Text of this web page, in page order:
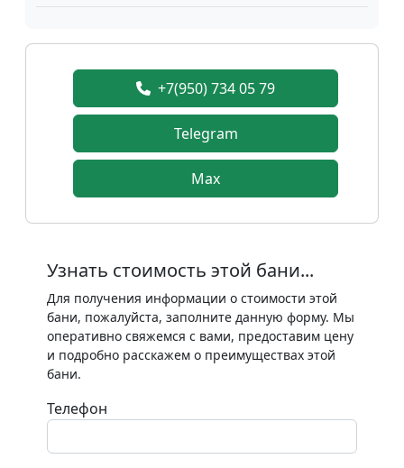
+7(950) 734 05 79
Telegram
Max
Узнать стоимость этой бани...
Для получения информации о стоимости этой
бани, пожалуйста, заполните данную форму. Мы
оперативно свяжемся с вами, предоставим цену
и подробно расскажем о преимуществах этой
бани.
Телефон